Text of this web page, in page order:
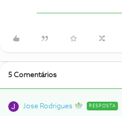
5 Comentários
Jose Rodrigues RESPOSTA